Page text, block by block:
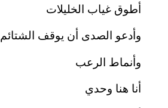
أطوق غياب الخليلات
وأدعو الصدى أن يوقف الشتائم
وأنماط الرعب
أنا هنا وحدي